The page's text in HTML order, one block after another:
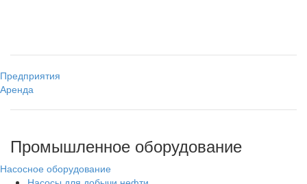
Предприятия
Аренда
Промышленное оборудование
Насосное оборудование